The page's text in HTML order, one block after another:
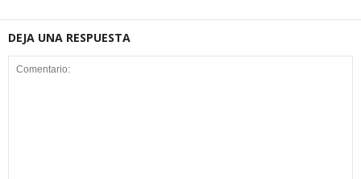
DEJA UNA RESPUESTA